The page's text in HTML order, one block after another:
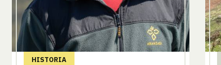
HISTORIA